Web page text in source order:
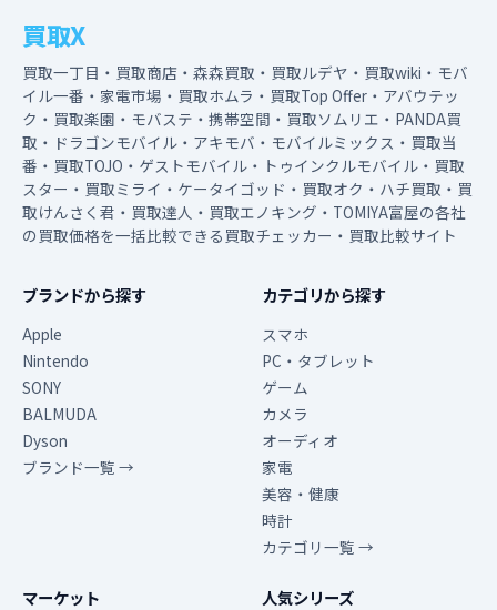
買取X
買取一丁目・買取商店・森森買取・買取ルデヤ・買取wiki・モバ
イル一番・家電市場・買取ホムラ・買取Top Offer・アバウテッ
ク・買取楽園・モバステ・携帯空間・買取ソムリエ・PANDA買
取・ドラゴンモバイル・アキモバ・モバイルミックス・買取当
番・買取TOJO・ゲストモバイル・トゥインクルモバイル・買取
スター・買取ミライ・ケータイゴッド・買取オク・ハチ買取・買
取けんさく君・買取達人・買取エノキング・TOMIYA富屋の各社
の買取価格を一括比較できる買取チェッカー・買取比較サイト
ブランドから探す
Apple
Nintendo
SONY
BALMUDA
Dyson
ブランド一覧 →
カテゴリから探す
スマホ
PC・タブレット
ゲーム
カメラ
オーディオ
家電
美容・健康
時計
カテゴリ一覧 →
マーケット 人気シリーズ